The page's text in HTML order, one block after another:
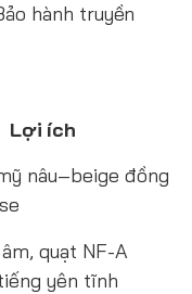
hành truyền
Lợi ích
nâu–beige đồng
quạt NF-A
yên tĩnh